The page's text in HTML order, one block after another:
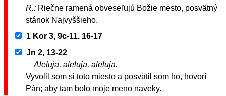
R.: Riečne ramená obveseľujú Božie mesto, posvätný
stánok Najvyššieho.
1 Kor 3, 9c-11. 16-17
Jn 2, 13-22
Aleluja, aleluja, aleluja.
Vyvolil som si toto miesto a posvätil som ho, hovorí
Pán; aby tam bolo moje meno naveky.